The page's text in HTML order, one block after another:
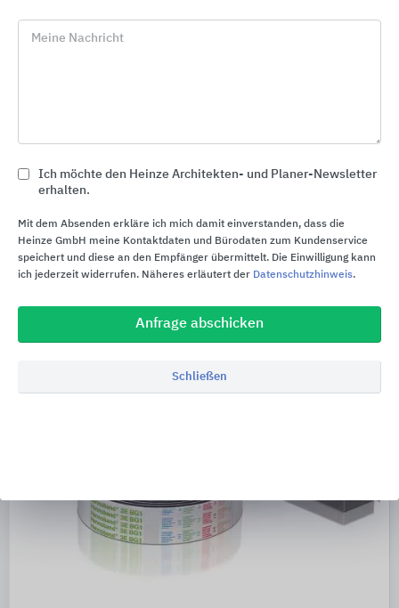
SKYLOTEC
Meine Nachricht
Ich möchte den Heinze Architekten- und Planer-Newsletter
erhalten.
Mit dem Absenden erkläre ich mich damit einverstanden, dass die
Heinze GmbH meine Kontaktdaten und Bürodaten zum Kundenservice
speichert und diese an den Empfänger übermittelt. Die Einwilligung kann
ich jederzeit widerrufen. Näheres erläutert der Datenschutzhinweis.
Anfrage abschicken
Schließen